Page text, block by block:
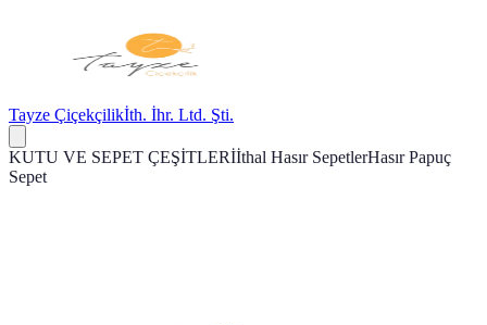
Tayze Çiçekçilikİth. İhr. Ltd. Şti.
KUTU VE SEPET ÇEŞİTLERİİthal Hasır SepetlerHasır Papuç
Sepet